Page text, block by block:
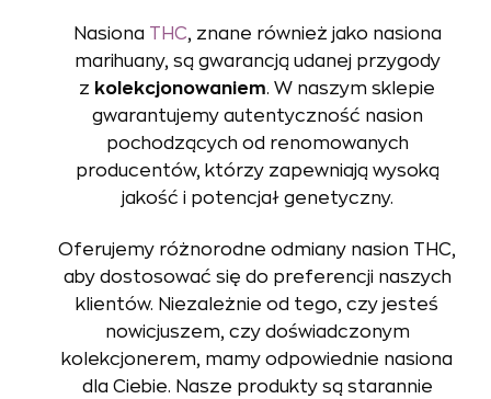
Nasiona THC, znane również jako nasiona
marihuany, są gwarancją udanej przygody
z kolekcjonowaniem. W naszym sklepie
gwarantujemy autentyczność nasion
pochodzących od renomowanych
producentów, którzy zapewniają wysoką
jakość i potencjał genetyczny.
Oferujemy różnorodne odmiany nasion THC,
aby dostosować się do preferencji naszych
klientów. Niezależnie od tego, czy jesteś
nowicjuszem, czy doświadczonym
kolekcjonerem, mamy odpowiednie nasiona
dla Ciebie. Nasze produkty są starannie